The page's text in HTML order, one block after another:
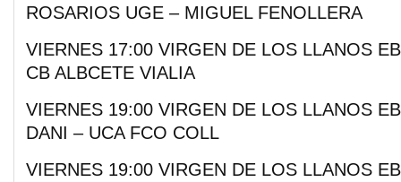
ROSARIOS UGE – MIGUEL FENOLLERA
VIERNES 17:00 VIRGEN DE LOS LLANOS
CB ALBCETE VIALIA
VIERNES 19:00 VIRGEN DE LOS LLANOS
DANI – UCA FCO COLL
VIERNES 19:00 VIRGEN DE LOS LLANOS